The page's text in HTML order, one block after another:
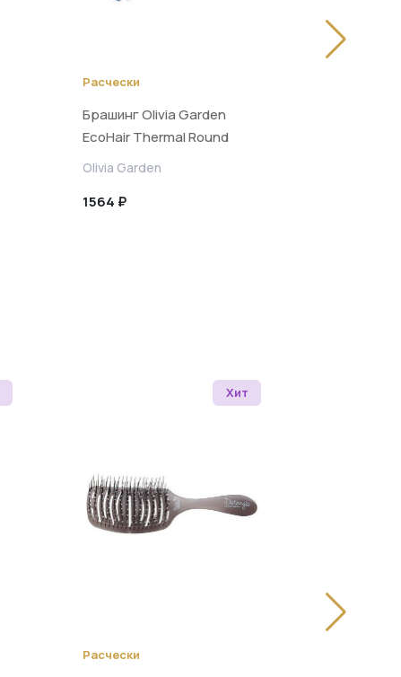
Расчески
Брашинг Olivia Garden
EcoHair Thermal Round
Brush 34 мм
Olivia Garden
1564 ₽
Хит
Расчески